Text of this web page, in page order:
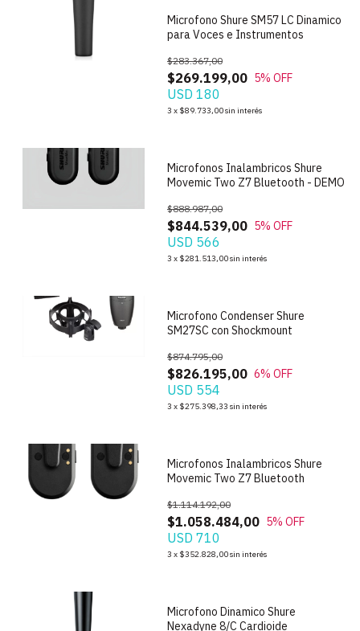
Microfono Shure SM57 LC Dinamico
para Voces e Instrumentos
$269.199,00
$283.367,00
5% OFF
USD 180
3 x $89.733,00sin interés
Microfonos Inalambricos Shure
Movemic Two Z7 Bluetooth - DEMO
$844.539,00
$888.987,00
5% OFF
USD 566
3 x $281.513,00sin interés
Microfono Condenser Shure
SM27SC con Shockmount
$826.195,00
$874.795,00
6% OFF
USD 554
3 x $275.398,33 sin interés
Microfonos Inalambricos Shure
Movemic Two Z7 Bluetooth
$1.058.484,00
$1.114.192,00
5% OFF
USD 710
3 x $352.828,00sin interés
Microfono Dinamico Shure
Nexadyne 8/C Cardioide